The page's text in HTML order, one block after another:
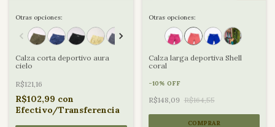
Otras opciones:
Calza corta deportivo aura
cielo
R$121,16
R$102,99 con
Efectivo/Transferencia
Otras opciones:
Calza larga deportiva Shell
coral
-10% OFF
R$148,09 R$164,55
COMPRAR